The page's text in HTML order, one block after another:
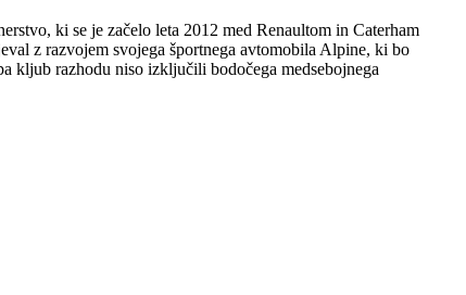
ki se je začelo leta 2012 med Renaultom in Caterham
z razvojem svojega športnega avtomobila Alpine, ki bo
kljub razhodu niso izključili bodočega medsebojnega